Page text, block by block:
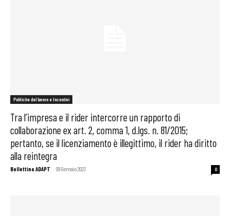
Politiche del lavoro e Incentivi
Tra l’impresa e il rider intercorre un rapporto di
collaborazione ex art. 2, comma 1, d.lgs. n. 81/2015;
pertanto, se il licenziamento è illegittimo, il rider ha diritto
alla reintegra
Bollettino ADAPT - 09 Gennaio 2023 0